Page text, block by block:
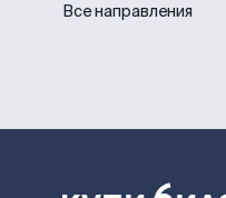
Все направления